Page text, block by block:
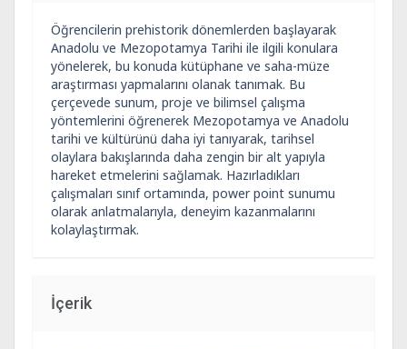
Öğrencilerin prehistorik dönemlerden başlayarak
Anadolu ve Mezopotamya Tarihi ile ilgili konulara
yönelerek, bu konuda kütüphane ve saha-müze
araştırması yapmalarını olanak tanımak. Bu
çerçevede sunum, proje ve bilimsel çalışma
yöntemlerini öğrenerek Mezopotamya ve Anadolu
tarihi ve kültürünü daha iyi tanıyarak, tarihsel
olaylara bakışlarında daha zengin bir alt yapıyla
hareket etmelerini sağlamak. Hazırladıkları
çalışmaları sınıf ortamında, power point sunumu
olarak anlatmalarıyla, deneyim kazanmalarını
kolaylaştırmak.
İçerik